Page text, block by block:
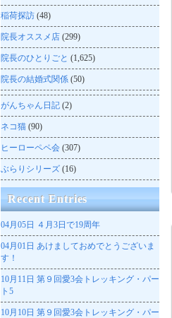
稲荷探訪 (48)
院長オススメ店 (299)
院長のひとりごと (1,625)
院長の結婚式関係 (50)
がんちゃん日記 (2)
ネコ猫 (90)
ヒーローペペ会 (307)
ぶらりシリーズ (16)
Recent Entries
04月05日 ４月3日で19周年
04月01日 あけましておめでとうございま
す！
10月11日 第９回愛3会トレッキング・パー
ト5
10月10日 第９回愛3会トレッキング・パー